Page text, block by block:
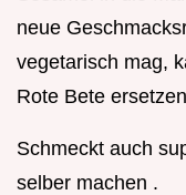
neue
vegetarisch mag,
Rote Bete
Schmeckt auch
selber machen .